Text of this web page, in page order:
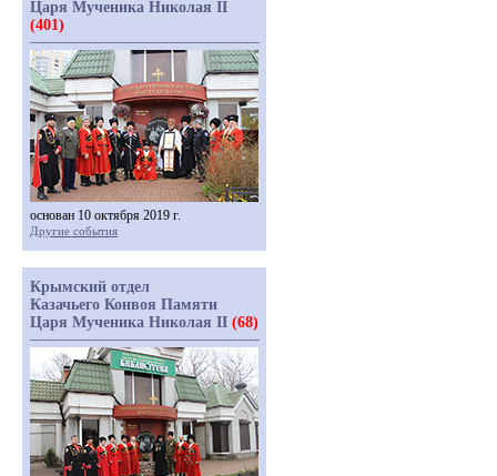
Царя Мученика Николая II
(401)
основан 10 октября 2019 г.
Другие события
Крымский отдел
Казачьего Конвоя Памяти
Царя Мученика Николая II (68)